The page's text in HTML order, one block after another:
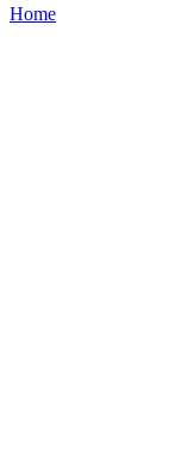
Home